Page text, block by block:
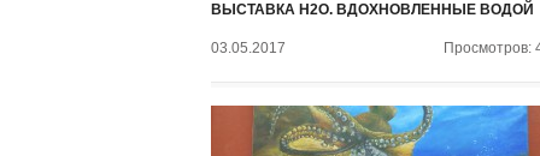
ВЫСТАВКА H2O. ВДОХНОВЛЕННЫЕ ВОДОЙ
03.05.2017 Просмотров: